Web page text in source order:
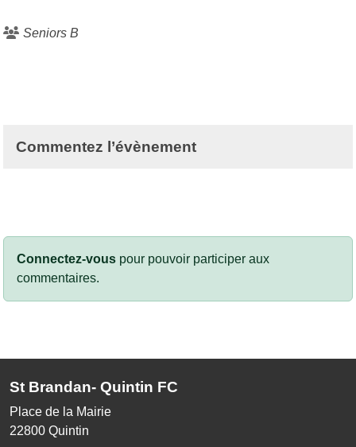
Seniors B
Commentez l’évènement
Connectez-vous pour pouvoir participer aux
commentaires.
St Brandan- Quintin FC
Place de la Mairie
22800 Quintin